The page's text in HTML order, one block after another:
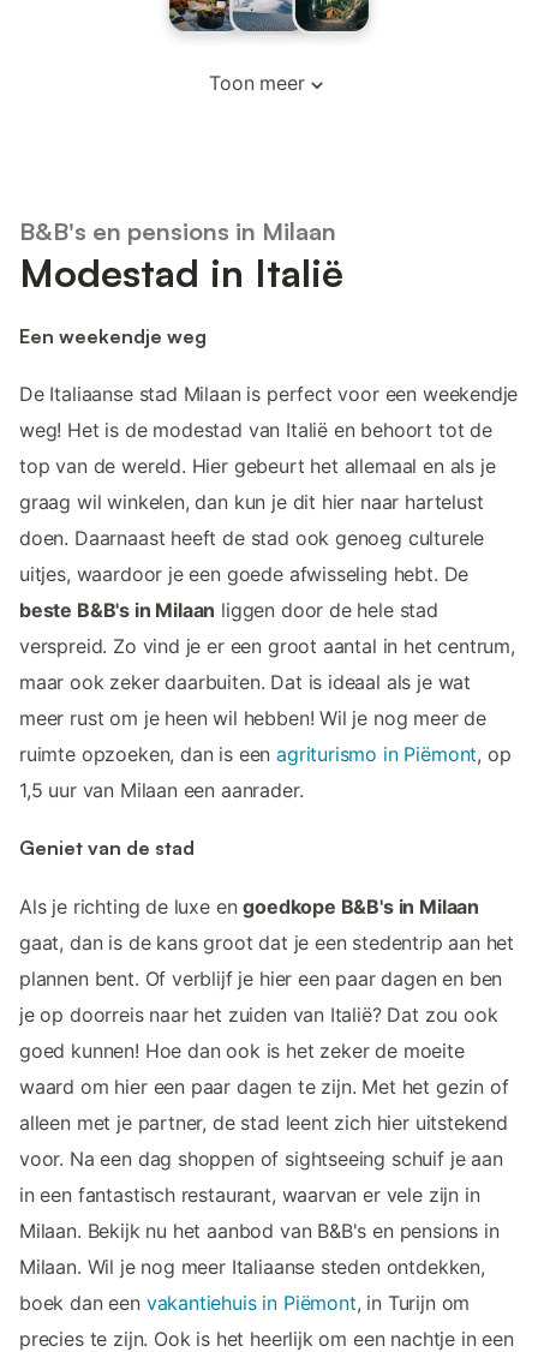
Toon meer
B&B's en pensions in Milaan
Modestad in Italië
Een weekendje weg
De Italiaanse stad Milaan is perfect voor een weekendje
weg! Het is de modestad van Italië en behoort tot de
top van de wereld. Hier gebeurt het allemaal en als je
graag wil winkelen, dan kun je dit hier naar hartelust
doen. Daarnaast heeft de stad ook genoeg culturele
uitjes, waardoor je een goede afwisseling hebt. De
beste B&B's in Milaan liggen door de hele stad
verspreid. Zo vind je er een groot aantal in het centrum,
maar ook zeker daarbuiten. Dat is ideaal als je wat
meer rust om je heen wil hebben! Wil je nog meer de
ruimte opzoeken, dan is eenagriturismo in Piëmont, op
1,5 uur van Milaan een aanrader.
Geniet van de stad
Als je richting de luxe engoedkope B&B's in Milaan
gaat, dan is de kans groot dat je een stedentrip aan het
plannen bent. Of verblijf je hier een paar dagen en ben
je op doorreis naar het zuiden van Italië? Dat zou ook
goed kunnen! Hoe dan ook is het zeker de moeite
waard om hier een paar dagen te zijn. Met het gezin of
alleen met je partner, de stad leent zich hier uitstekend
voor. Na een dag shoppen of sightseeing schuif je aan
in een fantastisch restaurant, waarvan er vele zijn in
Milaan. Bekijk nu het aanbod van B&B's en pensions in
Milaan. Wil je nog meer Italiaanse steden ontdekken,
boek dan een vakantiehuis in Piëmont, in Turijn om
precies te zijn. Ook is het heerlijk om een nachtje in een